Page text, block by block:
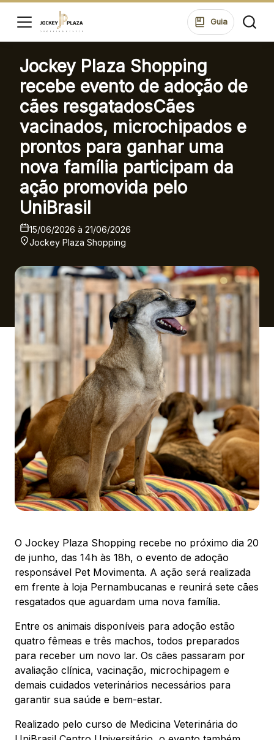
Guia
HORÁRIOS
LOJAS
SEG A SEXTA 10:00 ÀS 22:00
SÁB 10:00 ÀS 22:00
DOM 14:00 ÀS 20:00
ALIMENTAÇÃO
SEG A SEXTA 10:00 ÀS 22:00
SÁB 10:00 ÀS 23:00
DOM 12:00 ÀS 22:00
ENDEREÇO
CEP: 82821-020
Ver local
Chamar Uber
CONTATO
(41) 3216-1600
WhatsApp
Comodidades Eventos Cinema
Mapa Virtual
Jockey Plaza Shopping
recebe evento de adoção de
cães resgatadosCães
vacinados, microchipados e
prontos para ganhar uma
nova família participam da
ação promovida pelo
UniBrasil
15/06/2026 à 21/06/2026
Jockey Plaza Shopping
O Jockey Plaza Shopping recebe no próximo dia 20
de junho, das 14h às 18h, o evento de adoção
responsável Pet Movimenta. A ação será realizada
em frente à loja Pernambucanas e reunirá sete cães
resgatados que aguardam uma nova família.
Entre os animais disponíveis para adoção estão
quatro fêmeas e três machos, todos preparados
para receber um novo lar. Os cães passaram por
avaliação clínica, vacinação, microchipagem e
demais cuidados veterinários necessários para
garantir sua saúde e bem-estar.
Realizado pelo curso de Medicina Veterinária do
suas
no